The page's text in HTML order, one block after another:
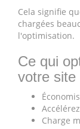
Cela signifie
chargées
l'optimisation.
Ce qui
votre site
Charge